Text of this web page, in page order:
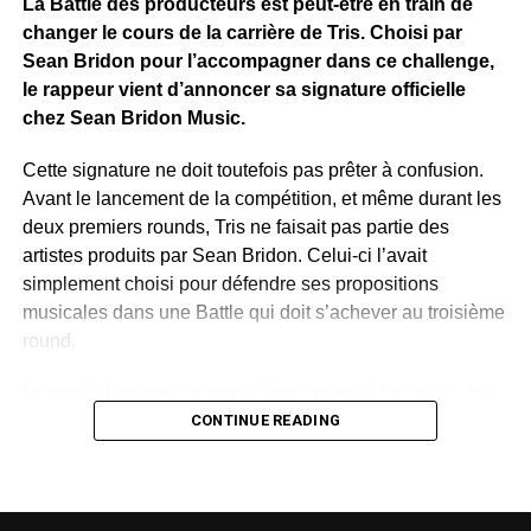
WhatsApp
Facebook
X Telegram
Email
>>
La Battle des producteurs est peut-être en train de
changer le cours de la carrière de Tris. Choisi par
Sean Bridon pour l’accompagner dans ce challenge,
le rappeur vient d’annoncer sa signature officielle
chez Sean Bridon Music.
Cette signature ne doit toutefois pas prêter à confusion.
Avant le lancement de la compétition, et même durant les
deux premiers rounds, Tris ne faisait pas partie des
artistes produits par Sean Bridon. Celui-ci l’avait
simplement choisi pour défendre ses propositions
musicales dans une Battle qui doit s’achever au troisième
round.
de la deuxième étape du concours. Sur un morceau
CONTINUE READING